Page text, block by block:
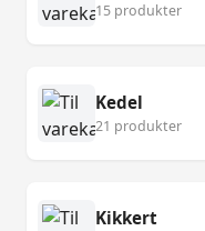
15 produkter
Kedel
21 produkter
Kikkert